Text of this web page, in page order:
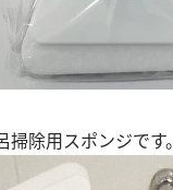
除用スポンジです。